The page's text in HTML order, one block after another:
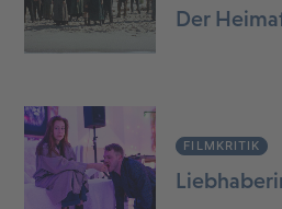
Der
FILMKRITIK